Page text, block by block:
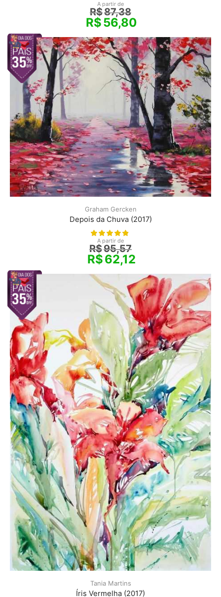
A partir de
R$87,38
R$56,80
Graham Gercken
Depois da Chuva (2017)
A partir de
R$95,57
R$62,12
Tania Martins
Íris Vermelha (2017)